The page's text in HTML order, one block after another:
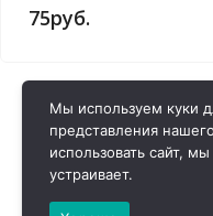
75руб.
Мы используем куки
представления
использовать сайт,
устраивает.